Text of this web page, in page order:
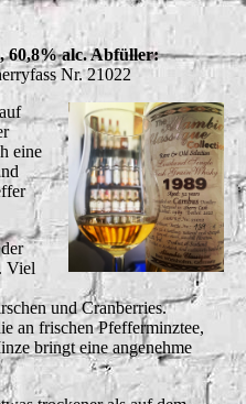
60,8% alc. Abfüller:
Nr. 21022
eine
Viel
und Cranberries.
an frischen Pfefferminztee,
bringt eine angenehme